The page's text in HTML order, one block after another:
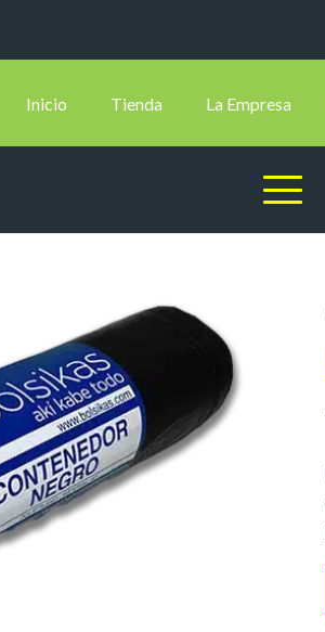
Inicio Tienda La Empresa